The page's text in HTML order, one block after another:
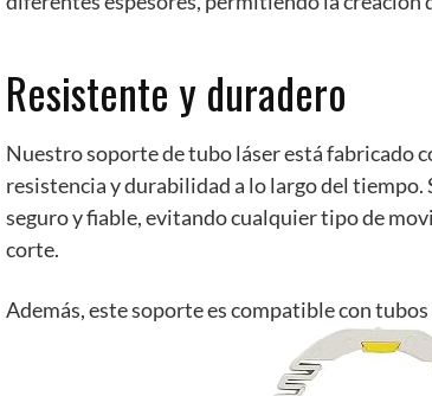
Resistente y duradero
Nuestro soporte de tubo láser está fabricado
resistencia y durabilidad a lo largo del
seguro y fiable, evitando cualquier tipo de
corte.
Además, este soporte es compatible con